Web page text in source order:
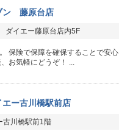
ン 藤原台店
ダイエー藤原台店内5F
保険で保障を確保することで安心
お気軽にどうぞ！ ...
ー古川橋駅前店
川橋駅前1階